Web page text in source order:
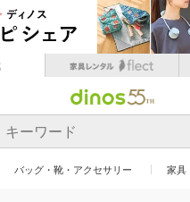
バッグ・靴・アクセサリー 家具